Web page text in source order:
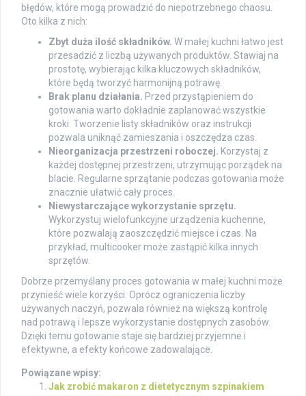
błędów, które mogą prowadzić do niepotrzebnego chaosu.
Oto kilka z nich:
Zbyt duża ilość składników. W małej kuchni łatwo jest
przesadzić z liczbą używanych produktów. Stawiaj na
prostotę, wybierając kilka kluczowych składników,
które będą tworzyć harmonijną potrawę.
Brak planu działania. Przed przystąpieniem do
gotowania warto dokładnie zaplanować wszystkie
kroki. Tworzenie listy składników oraz instrukcji
pozwala uniknąć zamieszania i oszczędza czas.
Nieorganizacja przestrzeni roboczej. Korzystaj z
każdej dostępnej przestrzeni, utrzymując porządek na
blacie. Regularne sprzątanie podczas gotowania może
znacznie ułatwić cały proces.
Niewystarczające wykorzystanie sprzętu.
Wykorzystuj wielofunkcyjne urządzenia kuchenne,
które pozwalają zaoszczędzić miejsce i czas. Na
przykład, multicooker może zastąpić kilka innych
sprzętów.
Dobrze przemyślany proces gotowania w małej kuchni może
przynieść wiele korzyści. Oprócz ograniczenia liczby
używanych naczyń, pozwala również na większą kontrolę
nad potrawą i lepsze wykorzystanie dostępnych zasobów.
Dzięki temu gotowanie staje się bardziej przyjemne i
efektywne, a efekty końcowe zadowalające.
Powiązane wpisy:
Jak zrobić makaron z dietetycznym szpinakiem